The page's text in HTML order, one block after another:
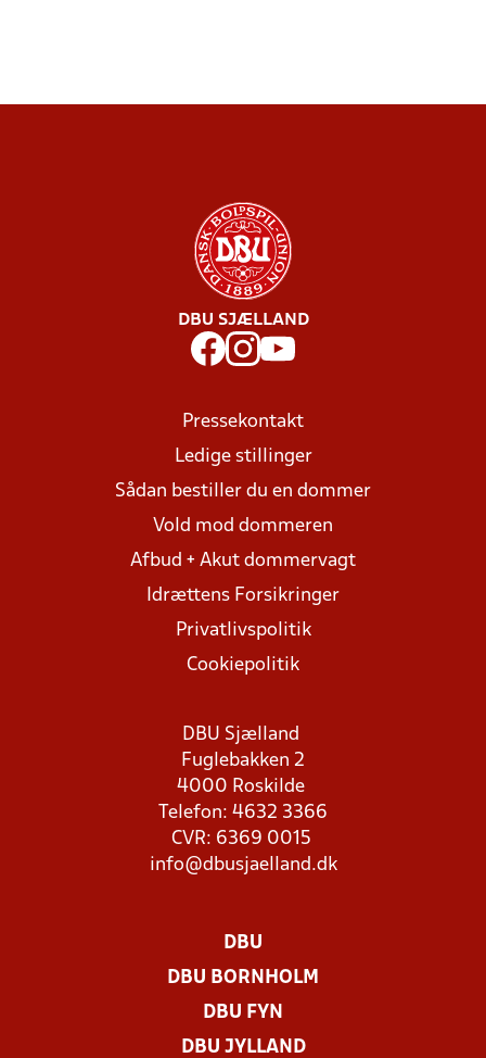
DBU SJÆLLAND
Pressekontakt
Ledige stillinger
Sådan bestiller du en dommer
Vold mod dommeren
Afbud + Akut dommervagt
Idrættens Forsikringer
Privatlivspolitik
Cookiepolitik
DBU Sjælland
Fuglebakken 2
4000 Roskilde
Telefon: 4632 3366
CVR: 6369 0015
info@dbusjaelland.dk
DBU
DBU BORNHOLM
DBU FYN
DBU JYLLAND